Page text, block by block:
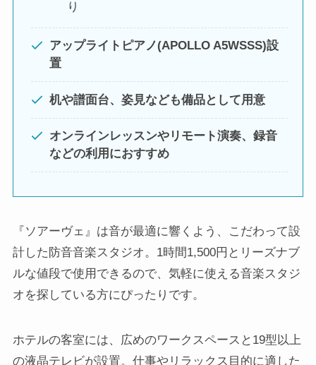
り
アップライトピアノ(APOLLO A5WSSS)設
置
机や譜面台、姿見なども備品として用意
オンラインレッスンやリモート演奏、録音
などの利用におすすめ
『ソアーヴェ』は音が最適に響くよう、こだわって設
計した防音音楽スタジオ。1時間1,500円とリーズナブ
ルな値段で使用できるので、気軽に使える音楽スタジ
オを探している方にぴったりです。
ホテルの客室には、広めのワークスペースと19型以上
の液晶テレビが設置。仕事やリラックス目的に適した